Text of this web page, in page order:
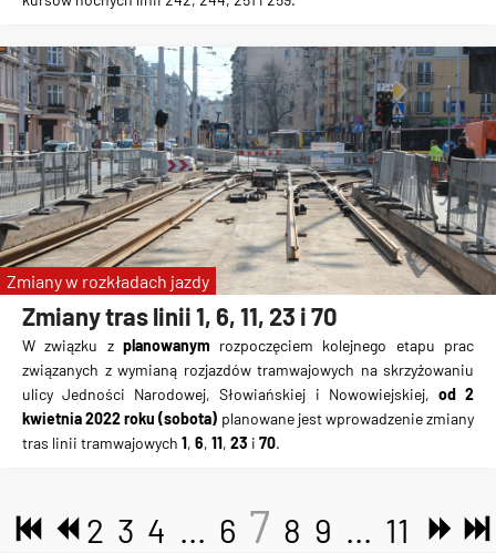
Zmiany tras linii 1, 6, 11, 23 i 70
W związku z planowanym rozpoczęciem kolejnego etapu prac
związanych z wymianą rozjazdów tramwajowych na skrzyżowaniu
ulicy Jedności Narodowej, Słowiańskiej i Nowowiejskiej, od 2
kwietnia 2022 roku (sobota) planowane jest wprowadzenie zmiany
tras linii tramwajowych 1, 6, 11, 23 i 70.
Zmiany w rozkładach jazdy
2 3 4 ... 6 7 8 9 ... 11